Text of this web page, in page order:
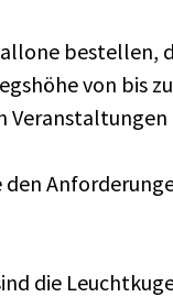
be­stel­len,
von
den
die